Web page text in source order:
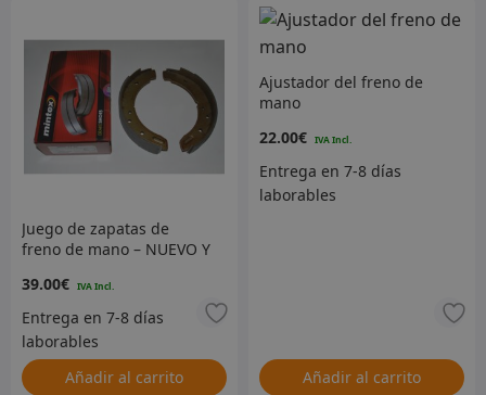
Juego de zapatas de
freno de mano – NUEVO Y
STC3821G
39.00€
Añadir al carrito
Ajustador del freno de
mano
22.00€
Añadir al carrito